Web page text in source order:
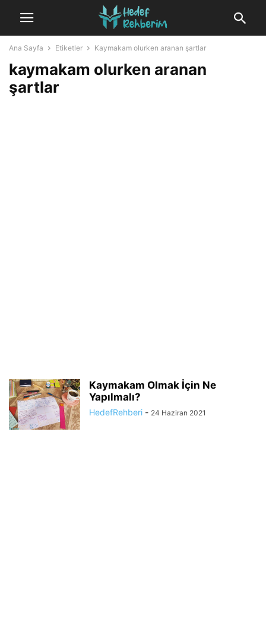
Ana Sayfa Etiketler Kaymakam olurken aranan şartlar
kaymakam olurken aranan
şartlar
Kaymakam Olmak İçin Ne
Yapılmalı?
HedefRehberi - 24 Haziran 2021